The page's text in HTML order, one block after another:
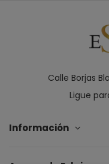
Calle Borjas
Ligue
Información